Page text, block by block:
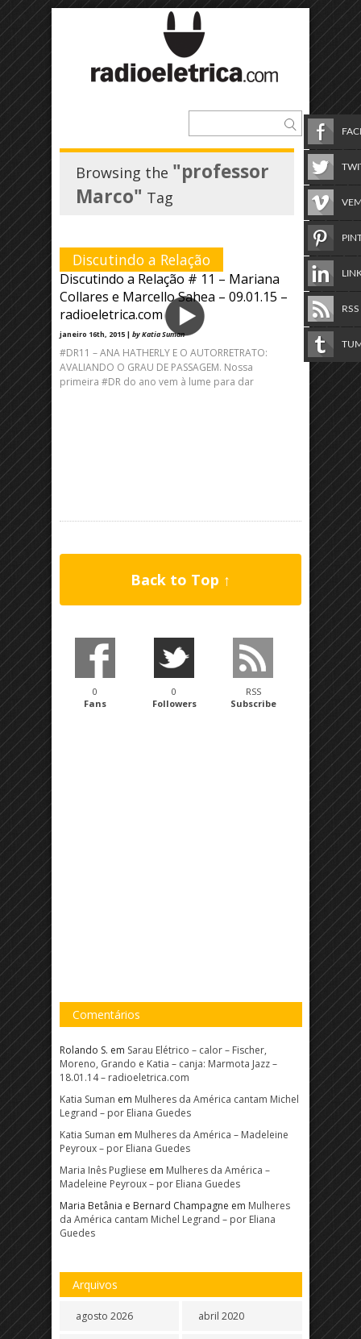
Browsing the "professor
Marco" Tag
Discutindo a Relação
Discutindo a Relação # 11 – Mariana
Collares e Marcello Sahea – 09.01.15 –
radioeletrica.com
janeiro 16th, 2015 | by Katia Suman
#DR11 – ANA HATHERLY E O AUTORRETRATO:
AVALIANDO O GRAU DE PASSAGEM. Nossa
primeira #DR do ano vem à lume para dar
Back to Top ↑
0
Fans
0
Followers
RSS
Subscribe
Comentários
Rolando S. em Sarau Elétrico – calor – Fischer,
Moreno, Grando e Katia – canja: Marmota Jazz –
18.01.14 – radioeletrica.com
Katia Suman em Mulheres da América cantam Michel
Legrand – por Eliana Guedes
Katia Suman em Mulheres da América – Madeleine
Peyroux – por Eliana Guedes
Maria Inês Pugliese em Mulheres da América –
Madeleine Peyroux – por Eliana Guedes
Maria Betânia e Bernard Champagne em Mulheres
da América cantam Michel Legrand – por Eliana
Guedes
Arquivos
agosto 2026 abril 2020
RSS